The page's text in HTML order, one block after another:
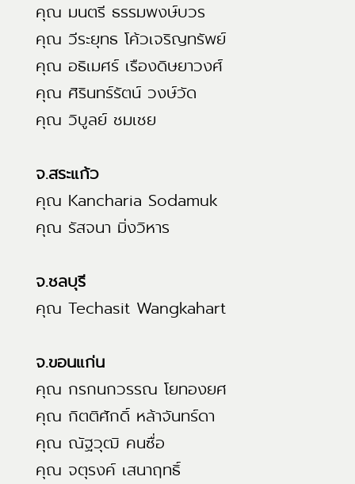
คุณ มนตรี ธรรมพงษ์บวร
คุณ วีระยุทธ โค้วเจริญทรัพย์
คุณ อธิเมศร์ เรืองดิษยาวงศ์
คุณ ศิรินทร์รัตน์ วงษ์วัด
คุณ วิบูลย์ ชมเชย
จ.สระแก้ว
คุณ Kancharia Sodamuk
คุณ รัสจนา มิ่งวิหาร
จ.ชลบุรี
คุณ Techasit Wangkahart
จ.ขอนแก่น
คุณ กรกนกวรรณ โยทองยศ
คุณ กิตติศักดิ์ หล้าจันทร์ดา
คุณ ณัฐวุฒิ คนซื่อ
คุณ จตุรงค์ เสนาฤทธิ์